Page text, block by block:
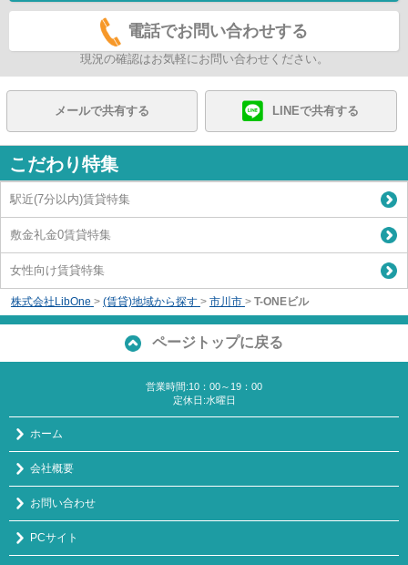
電話でお問い合わせする
現況の確認はお気軽にお問い合わせください。
メールで共有する LINEで共有する
こだわり特集
駅近(7分以内)賃貸特集
敷金礼金0賃貸特集
女性向け賃貸特集
株式会社LibOne > (賃貸)地域から探す > 市川市 > T-ONEビル
ページトップに戻る
営業時間:10：00～19：00
定休日:水曜日
ホーム
会社概要
お問い合わせ
PCサイト